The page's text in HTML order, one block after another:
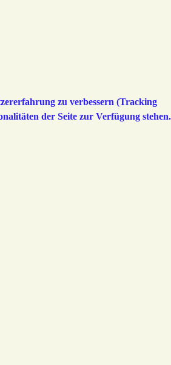
zu verbessern (Tracking
der Seite zur Verfügung stehen.